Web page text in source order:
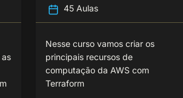
45 Aulas
Nesse curso vamos criar os
principais recursos de
computação da AWS com
Terraform